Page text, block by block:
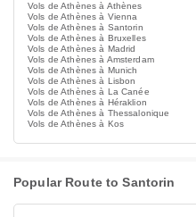
Vols de Athènes à Athènes
Vols de Athènes à Vienna
Vols de Athènes à Santorin
Vols de Athènes à Bruxelles
Vols de Athènes à Madrid
Vols de Athènes à Amsterdam
Vols de Athènes à Munich
Vols de Athènes à Lisbon
Vols de Athènes à La Canée
Vols de Athènes à Héraklion
Vols de Athènes à Thessalonique
Vols de Athènes à Kos
Popular Route to Santorin